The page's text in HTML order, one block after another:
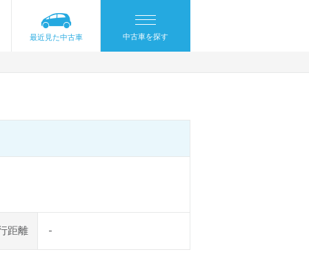
最近見た中古車 中古車を探す
距離 -